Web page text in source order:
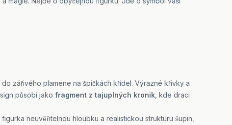
zářivého plamene na špičkách křídel. Výrazné křivky a
působí jako fragment z tajuplných kronik , kde draci
neuvěřitelnou hloubku a realistickou strukturu šupin,